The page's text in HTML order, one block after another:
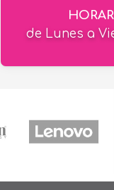
de Lunes a